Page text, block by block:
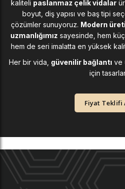
kaliteli paslanmaz çelik vidalar
boyut, diş yapısı ve baş tipi
çözümler sunuyoruz. Modern
uzmanlığımız sayesinde, hem
hem de seri imalatta en yüksek
Her bir vida, güvenilir bağlantı ve
için
Fiyat Teklifi